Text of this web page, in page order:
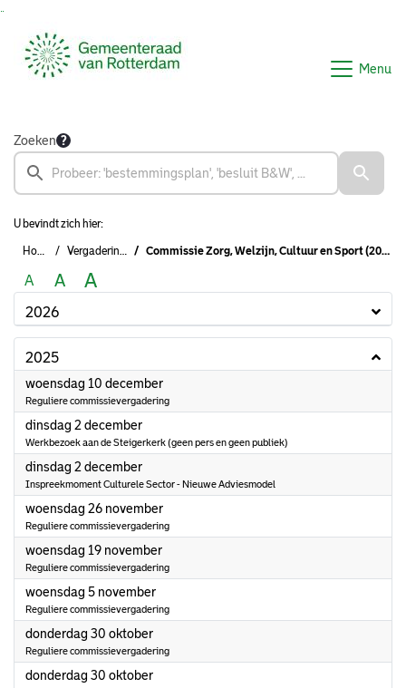
Menu
Zoeken
U bevindt zich hier:
Home Vergaderingen Commissie Zorg, Welzijn, Cultuur en Sport (2022 - 2026)
A A A
2026
2025
woensdag 10 december2025
Reguliere commissievergadering
dinsdag 2 december2025
Werkbezoek aan de Steigerkerk (geen pers en geen publiek)
dinsdag 2 december2025
Inspreekmoment Culturele Sector - Nieuwe Adviesmodel
woensdag 26 november2025
Reguliere commissievergadering
woensdag 19 november2025
Reguliere commissievergadering
woensdag 5 november2025
Reguliere commissievergadering
donderdag 30 oktober2025
Reguliere commissievergadering
donderdag 30 oktober2025